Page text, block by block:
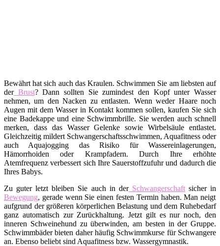
Bewährt hat sich auch das Kraulen. Schwimmen Sie am liebsten auf
derBrust? Dann sollten Sie zumindest den Kopf unter Wasser
nehmen, um den Nacken zu entlasten. Wenn weder Haare noch
Augen mit dem Wasser in Kontakt kommen sollen, kaufen Sie sich
eine Badekappe und eine Schwimmbrille. Sie werden auch schnell
merken, dass das Wasser Gelenke sowie Wirbelsäule entlastet.
Gleichzeitig mildert Schwangerschaftsschwimmen, Aquafitness oder
auch Aquajogging das Risiko für Wassereinlagerungen,
Hämorrhoiden oder Krampfadern. Durch Ihre erhöhte
Atemfrequenz verbessert sich Ihre Sauerstoffzufuhr und dadurch die
Ihres Babys.
Zu guter letzt bleiben Sie auch in derSchwangerschaftsicher in
Bewegung, gerade wenn Sie einen festen Termin haben. Man neigt
aufgrund der größeren körperlichen Belastung und dem Ruhebedarf
ganz automatisch zur Zurückhaltung. Jetzt gilt es nur noch, den
inneren Schweinehund zu überwinden, am besten in der Gruppe.
Schwimmbäder bieten daher häufig Schwimmkurse für Schwangere
an. Ebenso beliebt sind Aquafitness bzw. Wassergymnastik.